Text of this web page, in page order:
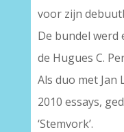
voor zijn
De bundel
de Hugues C.
Als duo met Jan
2010 essays,
‘Stemvork’.